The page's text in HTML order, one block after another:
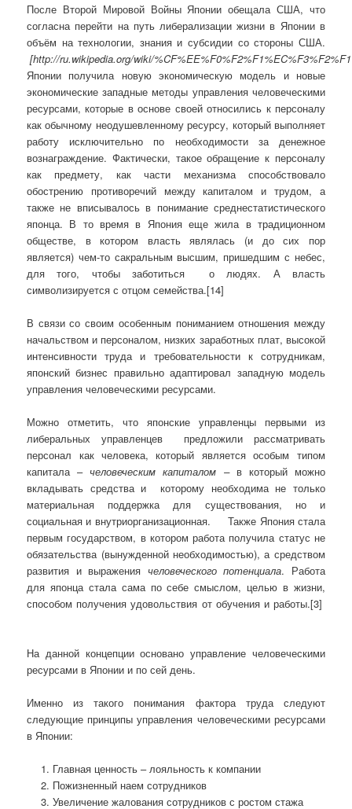
После Второй Мировой Войны Японии обещала США, что
согласна перейти на путь либерализации жизни в Японии в
объём на технологии, знания и субсидии со стороны США.
[http://ru.wikipedia.org/wiki/
Японии получила новую экономическую модель и новые
экономические западные методы управления человеческими
ресурсами, которые в основе своей относились к персоналу
как обычному неодушевленному ресурсу, который выполняет
работу исключительно по необходимости за денежное
вознаграждение. Фактически, такое обращение к персоналу
как предмету, как части механизма способствовало
обострению противоречий между капиталом и трудом, а
также не вписывалось в понимание среднестатистического
японца. В то время в Япония еще жила в традиционном
обществе, в котором власть являлась (и до сих пор
является) чем-то сакральным высшим, пришедшим с небес,
для того, чтобы заботиться о людях. А власть
символизируется с отцом семейства.[14]
В связи со своим особенным пониманием отношения между
начальством и персоналом, низких заработных плат, высокой
интенсивности труда и требовательности к сотрудникам,
японский бизнес правильно адаптировал западную модель
управления человеческими ресурсами.
Можно отметить, что японские управленцы первыми из
либеральных управленцев предложили рассматривать
персонал как человека, который является особым типом
капитала – человеческим капиталом – в который можно
вкладывать средства и которому необходима не только
материальная поддержка для существования, но и
социальная и внутриорганизационная.
Также Япония стала
первым государством, в котором работа получила статус не
обязательства (вынужденной необходимостью), а средством
развития и выражения человеческого потенциала. Работа
для японца стала сама по себе смыслом, целью в жизни,
способом получения удовольствия от обучения и работы.[3]
На данной концепции основано управление человеческими
ресурсами в Японии и по сей день.
Именно из такого понимания фактора труда следуют
следующие принципы управления человеческими ресурсами
в Японии:
Главная ценность – лояльность к компании
Пожизненный наем сотрудников
Увеличение жалования сотрудников с ростом стажа